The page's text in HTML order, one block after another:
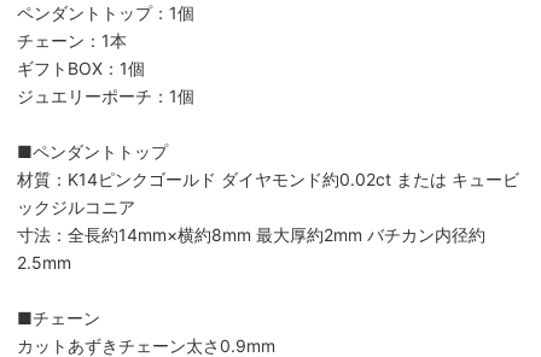
ペンダントトップ：1個
チェーン：1本
ギフトBOX：1個
ジュエリーポーチ：1個
■ペンダントトップ
材質：K14ピンクゴールド ダイヤモンド約0.02ct または キュービ
ックジルコニア
寸法：全長約14mm×横約8mm 最大厚約2mm バチカン内径約
2.5mm
■チェーン
カットあずきチェーン太さ0.9mm